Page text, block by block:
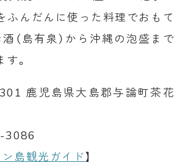
ふんだんに使った料理でおもて
（島有泉）から沖縄の泡盛まで
。
鹿児島県大島郡与論町茶花
3086
ン島観光ガイド】